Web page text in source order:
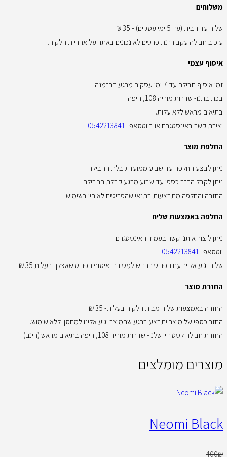
משלוחים
שליח עד הבית (עד 5 ימי עסקים) - 35 ₪
עיכוב חבילה עקב הזנת פרטים לא נכונים באתר על אחריות הלקוח.
איסוף עצמי
זמן איסוף חבילה עד 7 ימי עסקים מרגע ההזמנה
בכתובתנו- שדרות מוריה 108, חיפה
בתיאום מראש ללא עלות.
יצירת קשר באינסטגרם או בווטסאפ- 0542213841
החלפת מוצר
ניתן לבצע החלפה עד שבוע ממועד קבלת החבילה
ניתן לקבל החזר כספי עד שבוע מרגע קבלת החבילה
החזרה והחלפה מתבצעות בתנאי שהפריטים לא היו בשימוש!
החלפה באמצעות שליח
ניתן ליצור איתנו קשר בעמוד האינסטגרם
ווטסאפ- 0542213841
שליח יגיע אלייך עם הפריט החדש למסירה ואיסוף הפריט שאצלך בעלות 35 ₪
החזרת מוצר
החזרה באמצעות שליח מבית הלקוח בעלות- 35 ₪
החזר כספי של מוצר יתבצע ברגע שהמוצר יגיע אלינו למחסן. ללא שימוש.
החזרת חבילה לסטודיו שלנו- שדרות מוריה 108, חיפה בתיאום מראש (חינם)
מוצרים מומלצים
Neomi Black
400₪